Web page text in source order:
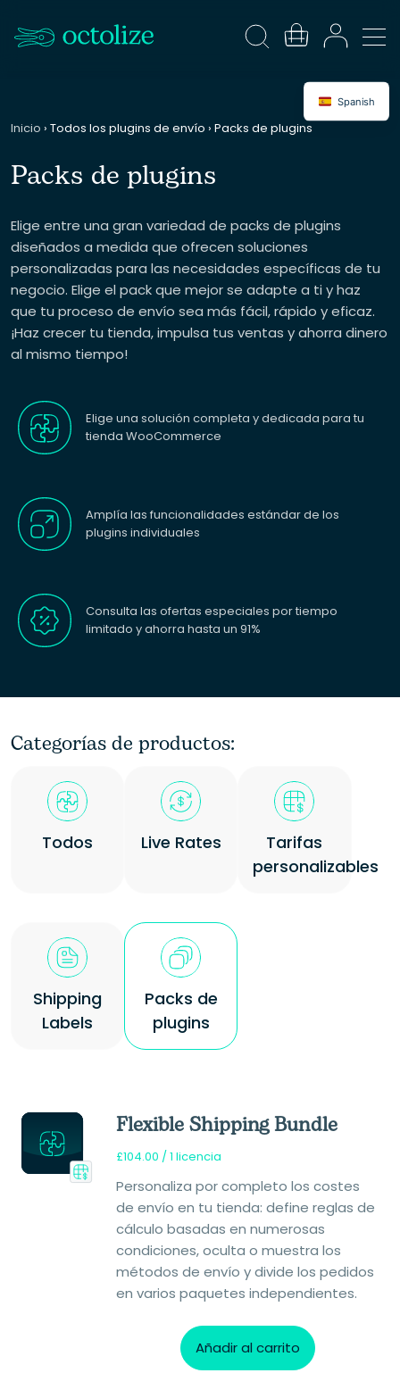
Inicio › Todos los plugins de envío › Packs de plugins
Packs de plugins
Elige entre una gran variedad de packs de plugins
diseñados a medida que ofrecen soluciones
personalizadas para las necesidades específicas de tu
negocio. Elige el pack que mejor se adapte a ti y haz
que tu proceso de envío sea más fácil, rápido y eficaz.
¡Haz crecer tu tienda, impulsa tus ventas y ahorra dinero
al mismo tiempo!
Elige una solución completa y dedicada para tu
tienda WooCommerce
Amplía las funcionalidades estándar de los
plugins individuales
Consulta las ofertas especiales por tiempo
limitado y ahorra hasta un 91%
Categorías de productos:
Todos Live Rates
Tarifas
personalizables
Shipping
Labels
Packs de
plugins
Flexible Shipping Bundle
£104.00 / 1 licencia
Personaliza por completo los costes
de envío en tu tienda: define reglas de
cálculo basadas en numerosas
condiciones, oculta o muestra los
métodos de envío y divide los pedidos
en varios paquetes independientes.
Añadir al carrito
Spanish